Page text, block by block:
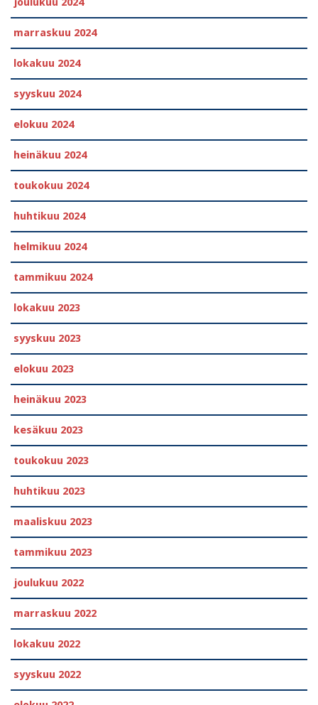
marraskuu 2024
lokakuu 2024
syyskuu 2024
elokuu 2024
heinäkuu 2024
toukokuu 2024
huhtikuu 2024
helmikuu 2024
tammikuu 2024
lokakuu 2023
syyskuu 2023
elokuu 2023
heinäkuu 2023
kesäkuu 2023
toukokuu 2023
huhtikuu 2023
maaliskuu 2023
tammikuu 2023
joulukuu 2022
marraskuu 2022
lokakuu 2022
syyskuu 2022